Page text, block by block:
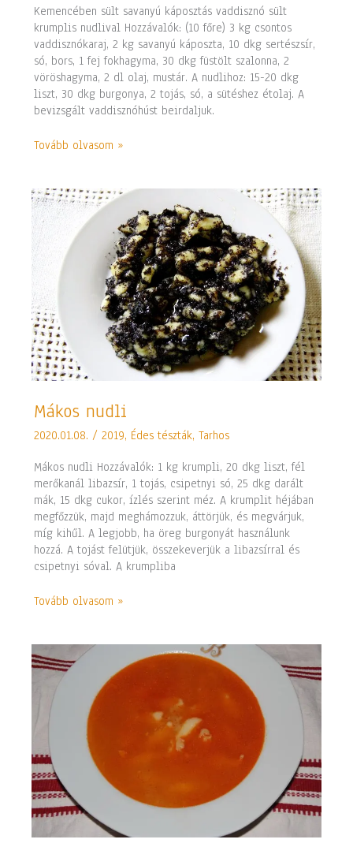
Kemencében sült savanyú káposztás vaddisznó sült
krumplis nudlival Hozzávalók: (10 főre) 3 kg csontos
vaddisznókaraj, 2 kg savanyú káposzta, 10 dkg sertészsír,
só, bors, 1 fej fokhagyma, 30 dkg füstölt szalonna, 2
vöröshagyma, 2 dl olaj, mustár. A nudlihoz: 15-20 dkg
liszt, 30 dkg burgonya, 2 tojás, só, a sütéshez étolaj. A
bevizsgált vaddisznóhúst beirdaljuk.
nudlival
Tovább olvasom »
Mákos nudli
2020.01.08./2019, Édes tészták,Tarhos
Mákos nudli Hozzávalók: 1 kg krumpli, 20 dkg liszt, fél
merőkanál libazsír, 1 tojás, csipetnyi só, 25 dkg darált
mák, 15 dkg cukor, ízlés szerint méz. A krumplit héjában
megfőzzük, majd meghámozzuk, áttörjük, és megvárjuk,
míg kihűl. A legjobb, ha öreg burgonyát használunk
hozzá. A tojást felütjük, összekeverjük a libazsírral és
csipetnyi sóval. A krumpliba
Mákos
nudli
Tovább olvasom »